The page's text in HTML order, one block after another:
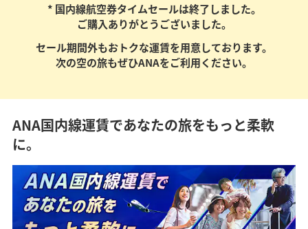
* 国内線航空券タイムセールは終了しました。
ご購入ありがとうございました。
セール期間外もおトクな運賃を用意しております。
次の空の旅もぜひANAをご利用ください。
ANA国内線運賃であなたの旅をもっと柔軟
に。